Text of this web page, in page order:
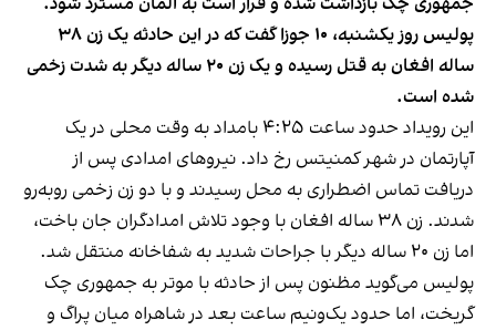
پولیس روز یکشنبه، ۱۰ جوزا گفت که در این حادثه یک زن ۳۸
ساله افغان به قتل رسیده و یک زن ۲۰ ساله دیگر به شدت زخمی
شده است.
این رویداد حدود ساعت ۴:۲۵ بامداد به وقت محلی در یک
آپارتمان در شهر کمنیتس رخ داد. نیروهای امدادی پس از
دریافت تماس اضطراری به محل رسیدند و با دو زن زخمی روبه‌رو
شدند. زن ۳۸ ساله افغان با وجود تلاش امدادگران جان باخت،
اما زن ۲۰ ساله دیگر با جراحات شدید به شفاخانه منتقل شد.
پولیس می‌گوید مظنون پس از حادثه با موتر به جمهوری چک
گریخت، اما حدود یک‌ونیم ساعت بعد در شاهراه میان پراگ و